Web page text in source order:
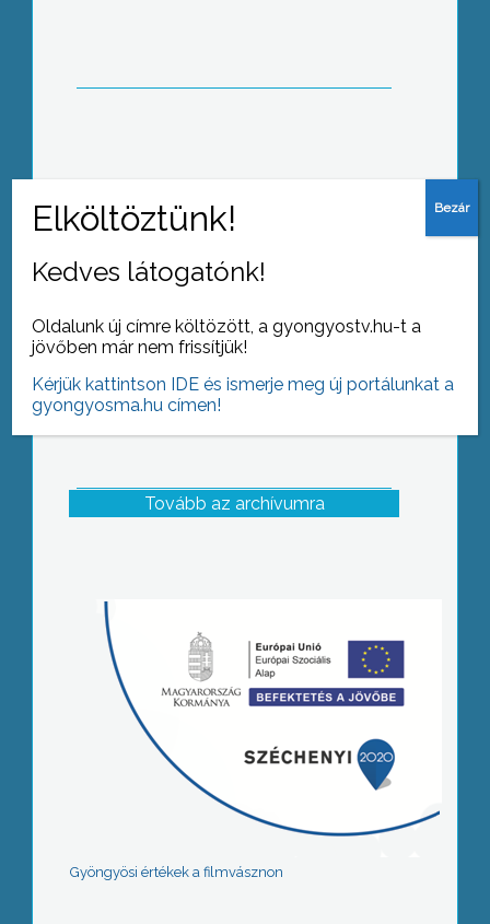
Vöröskereszt Gyöngyösi Szervezete
Tovább az archívumra
Gyöngyösi értékek a filmvásznon
Kedves látogatónk!
Oldalunk új címre költözött, a gyongyostv.hu-t a
jövőben már nem frissítjük!
Kérjük kattintson IDE és ismerje meg új portálunkat a
gyongyosma.hu címen!